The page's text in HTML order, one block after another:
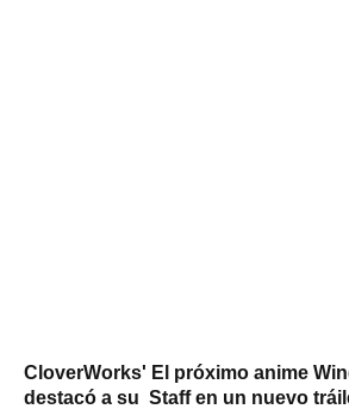
CloverWorks' El próximo anime
destacó a su Staff en un nuevo